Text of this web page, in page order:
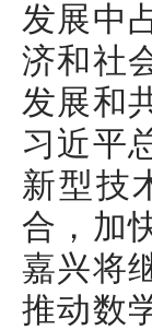
发展中
济和社
发展和
习近平
新型技
合，加
嘉兴将
推动数